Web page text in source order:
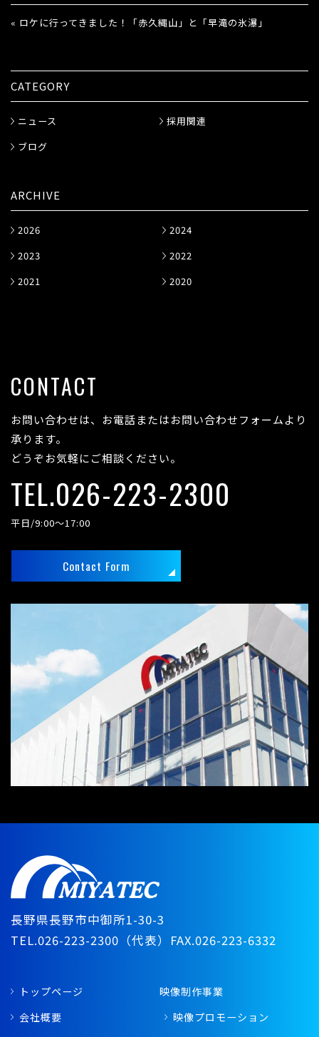
« ロケに行ってきました！「赤久縄山」と「早滝の氷瀑」
CATEGORY
ニュース
採用関連
ブログ
ARCHIVE
2026
2024
2023
2022
2021
2020
CONTACT
お問い合わせは、お電話またはお問い合わせフォームより
承ります。
どうぞお気軽にご相談ください。
TEL.026-223-2300
平日/9:00～17:00
Contact Form
長野県長野市中御所1-30-3
TEL.026-223-2300（代表） FAX.026-223-6332
トップページ
会社概要
映像制作事業
映像プロモーション